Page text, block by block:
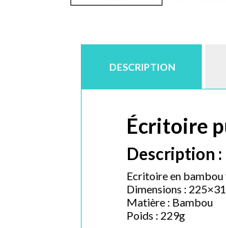
DESCRIPTION
Écritoire
Description :
Ecritoire en
Dimensions :
Matière : Bambou
Poids : 229g